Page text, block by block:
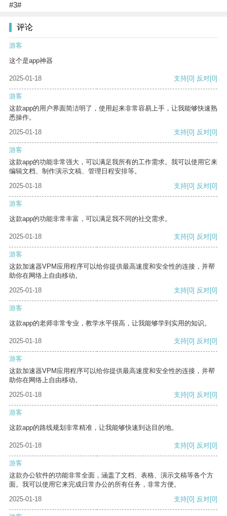
#3#
评论
游客
这个是app神器
2025-01-18 支持[0] 反对[0]
游客
这款app的用户界面简洁明了，使用起来非常容易上手，让我能够快速熟
悉操作。
2025-01-18
支持[0] 反对[0]
游客
这款app的功能非常强大，可以满足我所有的工作需求。我可以使用它来
编辑文档、制作演示文稿、管理日程安排等。
2025-01-18
支持[0] 反对[0]
游客
这款app的功能非常丰富，可以满足我不同的社交需求。
2025-01-18 支持[0] 反对[0]
游客
这款加速器VPM应用程序可以给你提供最高速度和安全性的连接，并帮
助你在网络上自由移动。
2025-01-18
支持[0] 反对[0]
游客
这款app的老师非常专业，教学水平很高，让我能够学到实用的知识。
2025-01-18 支持[0] 反对[0]
游客
这款加速器VPM应用程序可以给你提供最高速度和安全性的连接，并帮
助你在网络上自由移动。
2025-01-18
支持[0] 反对[0]
游客
这款app的路线规划非常精准，让我能够快速到达目的地。
2025-01-18 支持[0] 反对[0]
游客
这款办公软件的功能非常全面，涵盖了文档、表格、演示文稿等各个方
面。我可以使用它来完成日常办公的所有任务，非常方便。
2025-01-18
支持[0] 反对[0]